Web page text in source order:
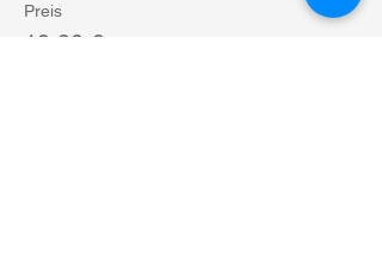
Preis
19,90 €